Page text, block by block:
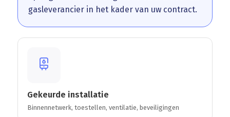
gasleverancier in het kader van uw contract.
Gekeurde installatie
Binnennetwerk, toestellen, ventilatie, beveiligingen